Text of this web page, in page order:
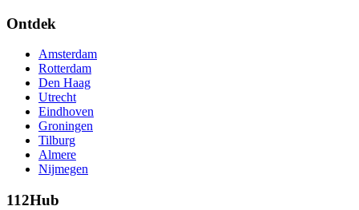
Ontdek
Amsterdam
Rotterdam
Den Haag
Utrecht
Eindhoven
Groningen
Tilburg
Almere
Nijmegen
112Hub